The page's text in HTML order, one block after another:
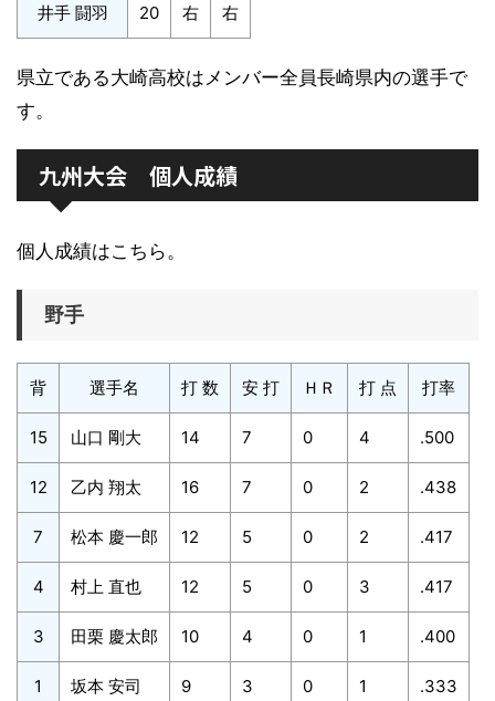
井手 闘羽 20 右 右
県立である大崎高校はメンバー全員長崎県内の選手で
す。
九州大会 個人成績
個人成績はこちら。
野手
背 選手名 打 数 安 打 ＨＲ 打 点 打率
15 山口 剛大 14 7 0 4 .500
12 乙内 翔太 16 7 0 2 .438
7 松本 慶一郎 12 5 0 2 .417
4 村上 直也 12 5 0 3 .417
3 田栗 慶太郎 10 4 0 1 .400
1 坂本 安司 9 3 0 1 .333